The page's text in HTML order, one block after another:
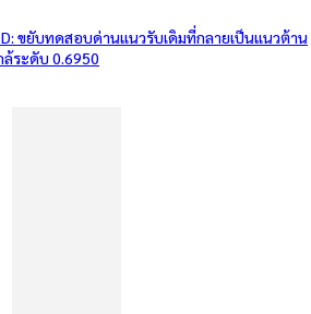
ขยับทดสอบด่านแนวรับเดิมที่กลายเป็นแนวต้าน
ล้ระดับ 0.6950